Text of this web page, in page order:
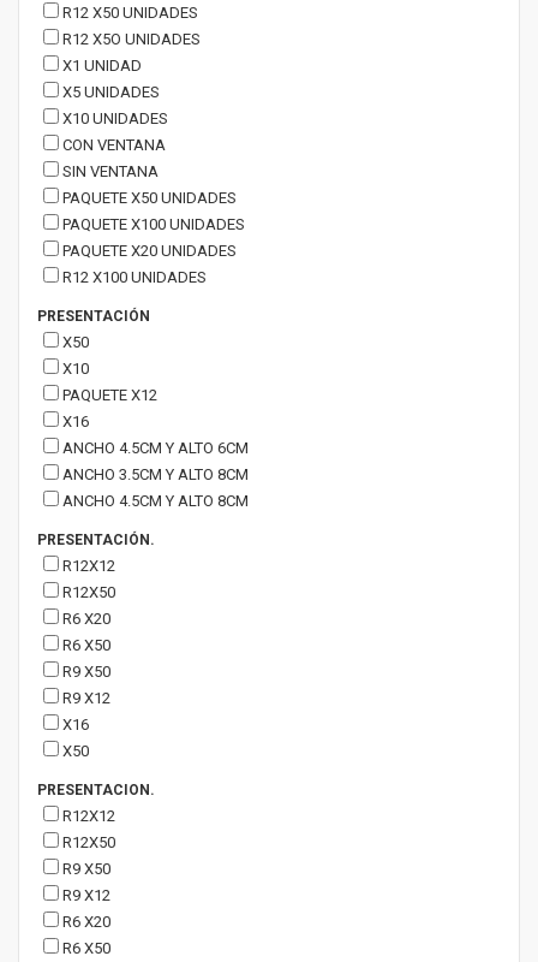
R12 X50 UNIDADES
R12 X5O UNIDADES
X1 UNIDAD
X5 UNIDADES
X10 UNIDADES
CON VENTANA
SIN VENTANA
PAQUETE X50 UNIDADES
PAQUETE X100 UNIDADES
PAQUETE X20 UNIDADES
R12 X100 UNIDADES
PRESENTACIÓN
X50
X10
PAQUETE X12
X16
ANCHO 4.5CM Y ALTO 6CM
ANCHO 3.5CM Y ALTO 8CM
ANCHO 4.5CM Y ALTO 8CM
PRESENTACIÓN.
R12X12
R12X50
R6 X20
R6 X50
R9 X50
R9 X12
X16
X50
PRESENTACION.
R12X12
R12X50
R9 X50
R9 X12
R6 X20
R6 X50